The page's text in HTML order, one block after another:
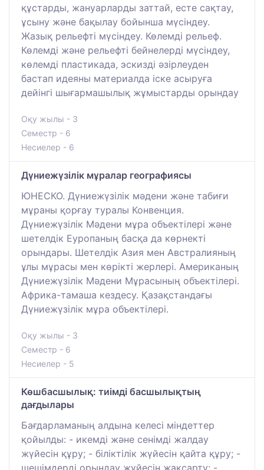
құстарды, жануарларды заттай, есте сақтау,
ұсыну және бақылау бойынша мүсіндеу.
Жазық рельефті мүсіндеу. Көлемді рельеф.
Көлемді және рельефті бейнелерді мүсіндеу,
көлемді пластикада, эскизді әзірлеуден
бастап идеяны материалда іске асыруға
дейінгі шығармашылық жұмыстарды орындау
Оқу жылы - 3
Семестр - 6
Несиелер - 6
Дүниежүзілік мұралар географиясы
ЮНЕСКО. Дүниежүзілік мәдени және табиғи
мұраны қорғау туралы Конвенция.
Дүниежүзілік Мәдени мұра объектілері және
шетелдік Еуропаның басқа да көрнекті
орындары. Шетелдік Азия мен Австралияның
ұлы мұрасы мен көрікті жерлері. Американың
Дүниежүзілік Мәдени Мұрасының объектілері.
Африка-тамаша кездесу. Қазақстандағы
Дүниежүзілік мұра объектілері.
Оқу жылы - 3
Семестр - 6
Несиелер - 5
Көшбасшылық: тиімді басшылықтың
дағдылары
Бағдарламаның алдына келесі міндеттер
қойылды: - икемді және сенімді жалдау
жүйесін құру; - біліктілік жүйесін қайта құру; -
шешімдерді орындау жүйесін жақсарту; -